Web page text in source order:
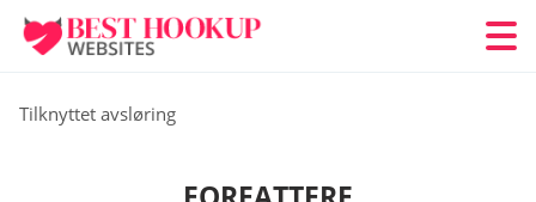
Tilknyttet avsløring